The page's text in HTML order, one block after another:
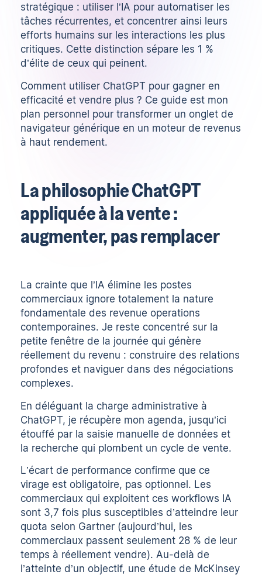
stratégique : utiliser l’IA pour automatiser les
tâches récurrentes, et concentrer ainsi leurs
efforts humains sur les interactions les plus
critiques. Cette distinction sépare les 1 %
d’élite de ceux qui peinent.
Comment utiliser ChatGPT pour gagner en
efficacité et vendre plus ? Ce guide est mon
plan personnel pour transformer un onglet de
navigateur générique en un moteur de revenus
à haut rendement.
La philosophie ChatGPT
appliquée à la vente :
augmenter, pas remplacer
La crainte que l’IA élimine les postes
commerciaux ignore totalement la nature
fondamentale des revenue operations
contemporaines. Je reste concentré sur la
petite fenêtre de la journée qui génère
réellement du revenu : construire des relations
profondes et naviguer dans des négociations
complexes.
En déléguant la charge administrative à
ChatGPT, je récupère mon agenda, jusqu’ici
étouffé par la saisie manuelle de données et
la recherche qui plombent un cycle de vente.
L’écart de performance confirme que ce
virage est obligatoire, pas optionnel. Les
commerciaux qui exploitent ces workflows IA
sont 3,7 fois plus susceptibles d’atteindre leur
quota selon Gartner (aujourd’hui, les
commerciaux passent seulement 28 % de leur
temps à réellement vendre). Au-delà de
l’atteinte d’un objectif, une étude de McKinsey